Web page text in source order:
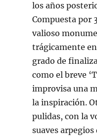
los años
Compuesta por
valioso
trágicamente
grado de
como el breve
improvisa una
la inspiración.
pulidas, con la
suaves